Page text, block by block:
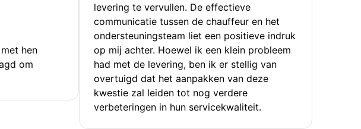
hen
om
levering te vervullen. De effectieve
communicatie tussen de chauffeur en het
ondersteuningsteam liet een positieve indruk
op mij achter. Hoewel ik een klein probleem
had met de levering, ben ik er stellig van
overtuigd dat het aanpakken van deze
kwestie zal leiden tot nog verdere
verbeteringen in hun servicekwaliteit.